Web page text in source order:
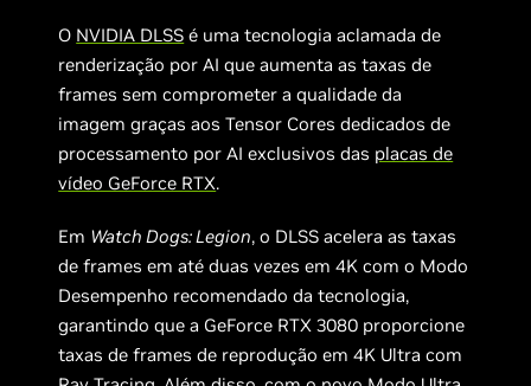
O NVIDIA DLSS é uma tecnologia aclamada de
renderização por AI que aumenta as taxas de
frames sem comprometer a qualidade da
imagem graças aos Tensor Cores dedicados de
processamento por AI exclusivos das placas de
vídeo GeForce RTX.
Em Watch Dogs: Legion, o DLSS acelera as taxas
de frames em até duas vezes em 4K com o Modo
Desempenho recomendado da tecnologia,
garantindo que a GeForce RTX 3080 proporcione
taxas de frames de reprodução em 4K Ultra com